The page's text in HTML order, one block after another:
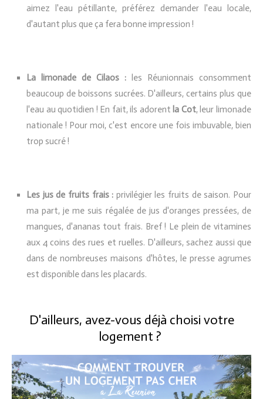
aimez l'eau pétillante, préférez demander l'eau locale,
d'autant plus que ça fera bonne impression !
La limonade de Cilaos : les Réunionnais consomment
beaucoup de boissons sucrées. D'ailleurs, certains plus que
l'eau au quotidien ! En fait, ils adorent la Cot, leur limonade
nationale ! Pour moi, c'est encore une fois imbuvable, bien
trop sucré !
Les jus de fruits frais : privilégier les fruits de saison. Pour
ma part, je me suis régalée de jus d'oranges pressées, de
mangues, d'ananas tout frais. Bref ! Le plein de vitamines
aux 4 coins des rues et ruelles. D'ailleurs, sachez aussi que
dans de nombreuses maisons d'hôtes, le presse agrumes
est disponible dans les placards.
D'ailleurs, avez-vous déjà choisi votre
logement ?